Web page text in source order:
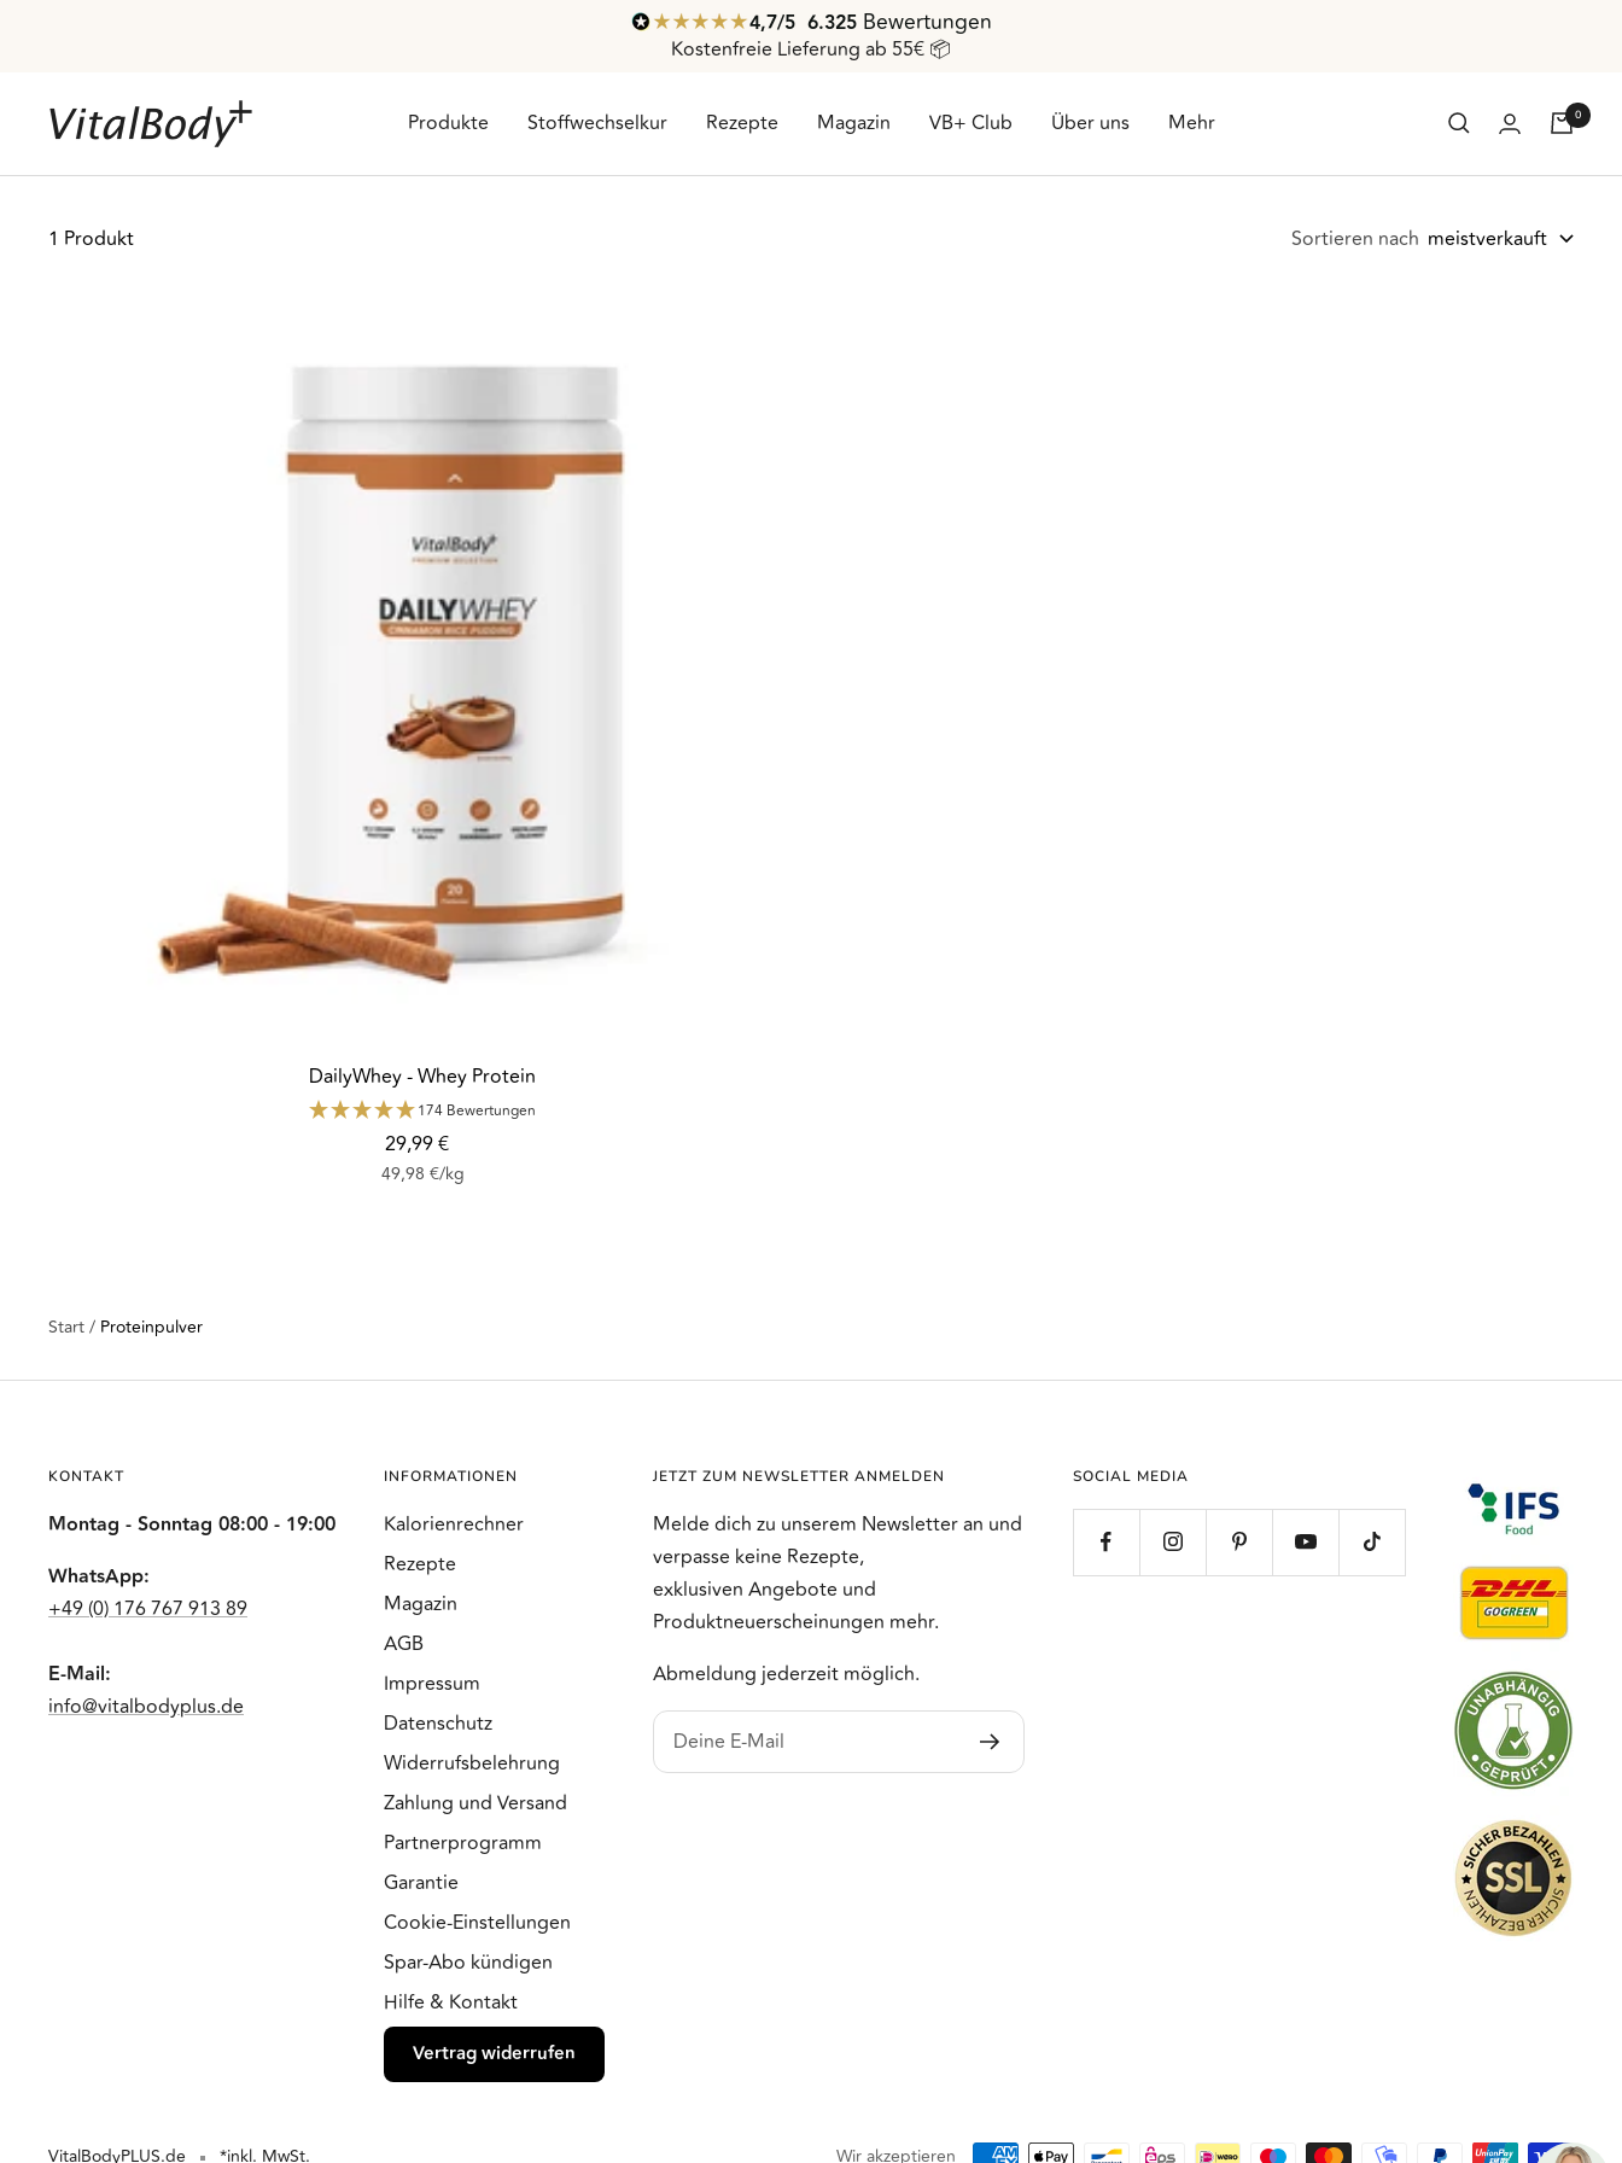
4,7/ 5 6.325 Bewertungen
Kostenfreie Lieferung ab 55€ 📦
Produkte Stoffwechselkur Rezepte Magazin VB+ Club Über uns Mehr
VitalBodyPLUS.de 0
1 Produkt Sortieren nach meistverkauft
DailyWhey - Whey Protein
174 Bewertungen
Angebotspreis
29,99 €
49,98 €/kg
Start Proteinpulver
KONTAKT
Montag - Sonntag 08:00 - 19:00
WhatsApp:
+49 (0) 176 767 913 89
E-Mail:
info@vitalbodyplus.de
INFORMATIONEN
Kalorienrechner
Rezepte
Magazin
AGB
Impressum
Datenschutz
Widerrufsbelehrung
Zahlung und Versand
Partnerprogramm
Garantie
Cookie-Einstellungen
Spar-Abo kündigen
Hilfe & Kontakt
Vertrag widerrufen
JETZT ZUM NEWSLETTER ANMELDEN
Melde dich zu unserem Newsletter an und
verpasse keine Rezepte,
exklusiven Angebote und
Produktneuerscheinungen mehr.
Abmeldung jederzeit möglich.
Deine E-Mail
SOCIAL MEDIA
VitalBodyPLUS.de *inkl. MwSt. Wir akzeptieren